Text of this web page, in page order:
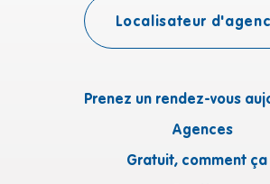
Prenez un rendez-vous
Agences
Gratuit, comment ça
Localisateur